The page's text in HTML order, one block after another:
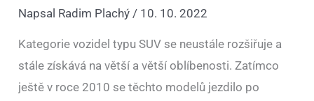
Napsal Radim Plachý/ 10. 10. 2022
Kategorie vozidel typu SUV se neustále rozšiřuje a
stále získává na větší a větší oblíbenosti. Zatímco
ještě v roce 2010 se těchto modelů jezdilo po